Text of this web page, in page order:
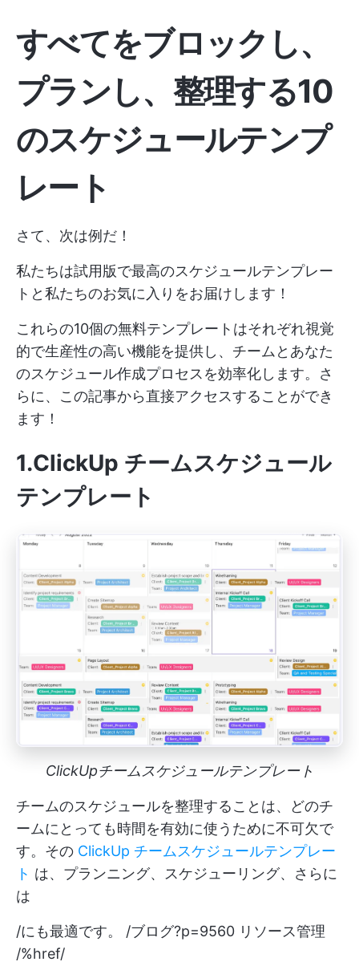
すべてをブロックし、
プランし、整理する10
のスケジュールテンプ
レート
さて、次は例だ！
私たちは試用版で最高のスケジュールテンプレー
トと私たちのお気に入りをお届けします！
これらの10個の無料テンプレートはそれぞれ視覚
的で生産性の高い機能を提供し、チームとあなた
のスケジュール作成プロセスを効率化します。さ
らに、この記事から直接アクセスすることができ
ます！
1.ClickUp チームスケジュール
テンプレート
ClickUpチームスケジュールテンプレート
チームのスケジュールを整理することは、どのチ
ームにとっても時間を有効に使うために不可欠で
す。その ClickUp チームスケジュールテンプレー
ト は、プランニング、スケジューリング、さらに
は
/にも最適です。 /ブログ?p=9560 リソース管理
/%href/